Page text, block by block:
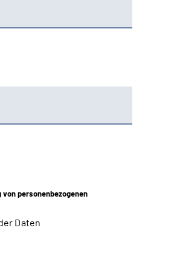
personenbezogenen
Daten